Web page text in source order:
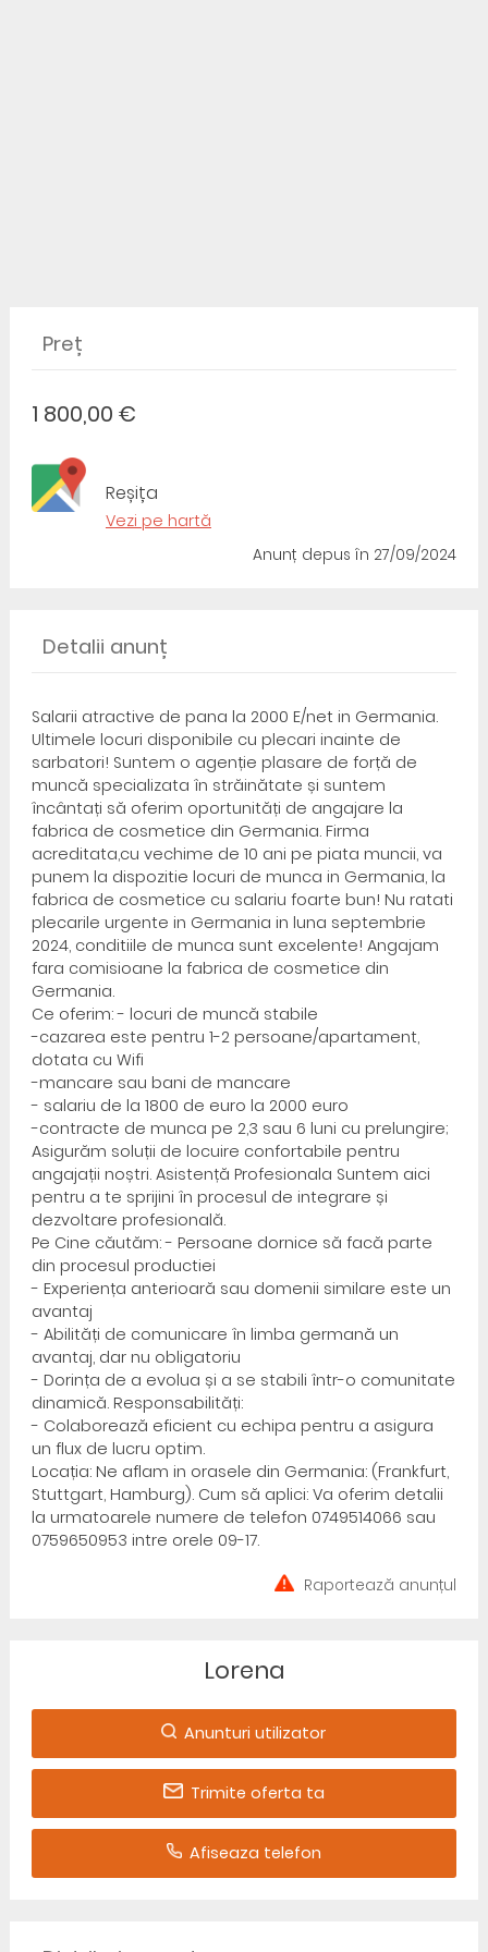
Preț
1 800,00 €
Reșița
Vezi pe hartă
Anunț depusîn 27/09/2024
Detalii anunț
Salarii atractive de pana la 2000 E/net in Germania.
Ultimele locuri disponibile cu plecari inainte de
sarbatori! Suntem o agenție plasare de forță de
muncă specializata în străinătate și suntem
încântați să oferim oportunități de angajare la
fabrica de cosmetice din Germania. Firma
acreditata,cu vechime de 10 ani pe piata muncii, va
punem la dispozitie locuri de munca in Germania, la
fabrica de cosmetice cu salariu foarte bun! Nu ratati
plecarile urgente in Germania in luna septembrie
2024, conditiile de munca sunt excelente! Angajam
fara comisioane la fabrica de cosmetice din
Germania.
Ce oferim: - locuri de muncă stabile
-cazarea este pentru 1-2 persoane/apartament,
dotata cu Wifi
-mancare sau bani de mancare
- salariu de la 1800 de euro la 2000 euro
-contracte de munca pe 2,3 sau 6 luni cu prelungire;
Asigurăm soluții de locuire confortabile pentru
angajații noștri. Asistență Profesionala Suntem aici
pentru a te sprijini în procesul de integrare și
dezvoltare profesională.
Pe Cine căutăm: - Persoane dornice să facă parte
din procesul productiei
- Experiența anterioară sau domenii similare este un
avantaj
- Abilități de comunicare în limba germană un
avantaj, dar nu obligatoriu
- Dorința de a evolua și a se stabili într-o comunitate
dinamică. Responsabilități:
- Colaborează eficient cu echipa pentru a asigura
un flux de lucru optim.
Locația: Ne aflam in orasele din Germania: (Frankfurt,
Stuttgart, Hamburg). Cum să aplici: Va oferim detalii
la urmatoarele numere de telefon 0749514066 sau
0759650953 intre orele 09-17.
Raportează anunțul
Lorena
Anunturi utilizator
Trimite oferta ta
Afiseaza telefon